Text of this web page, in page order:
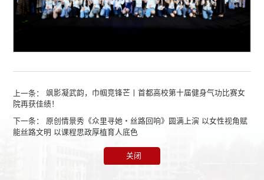
上一条：飒影凝武韵，巾帼竞锋芒丨首都高校第十届健身气功比赛女
院再获佳绩！
下一条： 原创情景秀《众里寻她・丝路回响》圆满上演 以女性视角赋
能丝路文明 以课程思政厚植育人底色
关闭